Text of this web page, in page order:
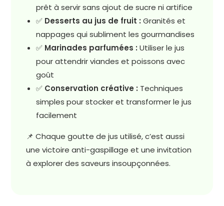
prêt à servir sans ajout de sucre ni artifice
✅ Desserts au jus de fruit : Granités et
nappages qui subliment les gourmandises
✅ Marinades parfumées : Utiliser le jus
pour attendrir viandes et poissons avec
goût
✅ Conservation créative : Techniques
simples pour stocker et transformer le jus
facilement
📌 Chaque goutte de jus utilisé, c’est aussi
une victoire anti-gaspillage et une invitation
à explorer des saveurs insoupçonnées.